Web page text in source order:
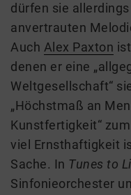
dürfen sie
anvertrauten
Auch Alex Paxton
denen er eine
Weltgesellschaft“
„Höchstmaß an
Kunstfertigkeit“
viel Ernsthaftigkeit
Sache. In Tunes to
Sinfonieorchester